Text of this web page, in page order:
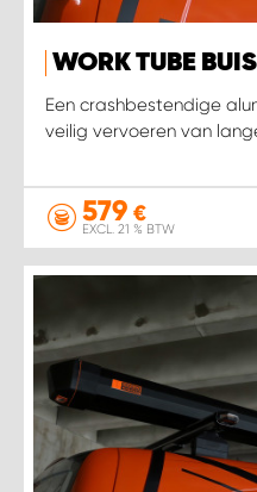
WORK TUBE
Een crashbestendige
veilig vervoeren van
579 €
EXCL. 21 % BTW